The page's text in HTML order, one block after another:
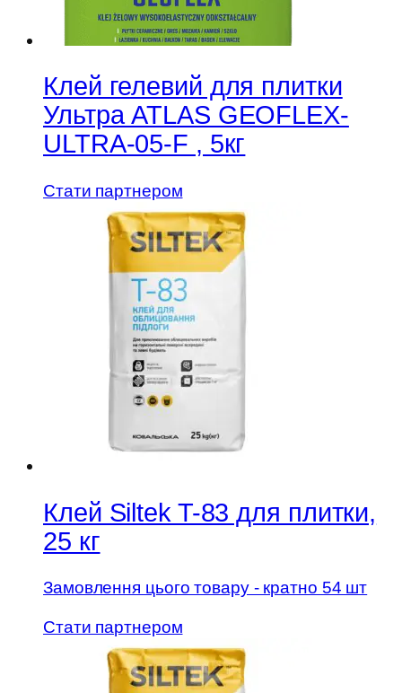
Клей гелевий для плитки
Ультра ATLAS GEOFLEX-
ULTRA-05-F , 5кг
Стати партнером
Клей Siltek T-83 для плитки,
25 кг
Замовлення цього товару - кратно 54 шт
Стати партнером